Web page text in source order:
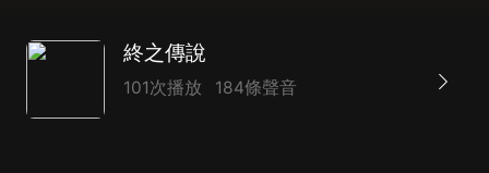
終之傳說
101次播放 184條聲音